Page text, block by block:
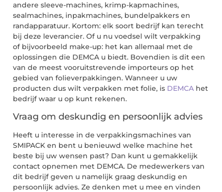
andere sleeve-machines, krimp-kapmachines,
sealmachines, inpakmachines, bundelpakkers en
randapparatuur. Kortom: elk soort bedrijf kan terecht
bij deze leverancier. Of u nu voedsel wilt verpakking
of bijvoorbeeld make-up: het kan allemaal met de
oplossingen die DEMCA u biedt. Bovendien is dit een
van de meest vooruitstrevende importeurs op het
gebied van folieverpakkingen. Wanneer u uw
producten dus wilt verpakken met folie, is DEMCA het
bedrijf waar u op kunt rekenen.
Vraag om deskundig en persoonlijk advies
Heeft u interesse in de verpakkingsmachines van
SMIPACK en bent u benieuwd welke machine het
beste bij uw wensen past? Dan kunt u gemakkelijk
contact opnemen met DEMCA. De medewerkers van
dit bedrijf geven u namelijk graag deskundig en
persoonlijk advies. Ze denken met u mee en vinden